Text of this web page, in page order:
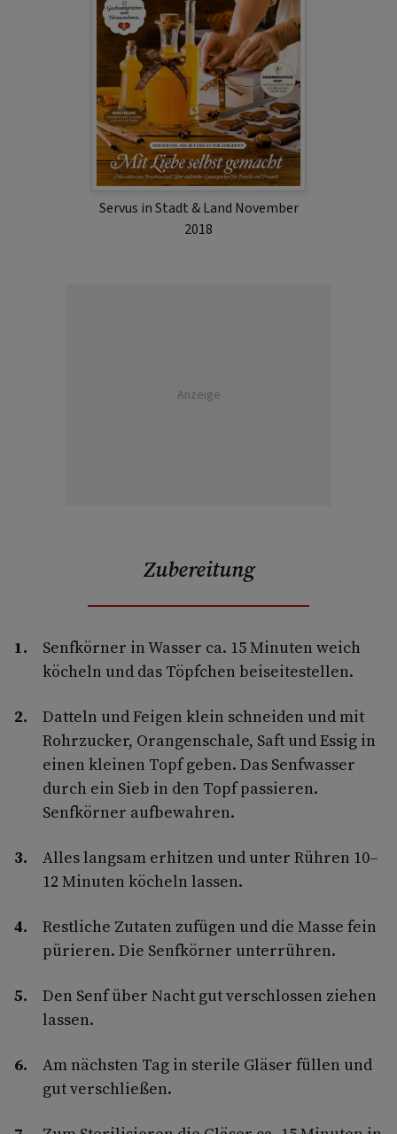
Servus in Stadt & Land November
2018
Anzeige
Zubereitung
Senfkörner in Wasser ca. 15 Minuten weich
köcheln und das Töpfchen beiseitestellen.
Datteln und Feigen klein schneiden und mit
Rohrzucker, Orangenschale, Saft und Essig in
einen kleinen Topf geben. Das Senfwasser
durch ein Sieb in den Topf passieren.
Senfkörner aufbewahren.
Alles langsam erhitzen und unter Rühren 10–
12 Minuten köcheln lassen.
Restliche Zutaten zufügen und die Masse fein
pürieren. Die Senfkörner unterrühren.
Den Senf über Nacht gut verschlossen ziehen
lassen.
Am nächsten Tag in sterile Gläser füllen und
gut verschließen.